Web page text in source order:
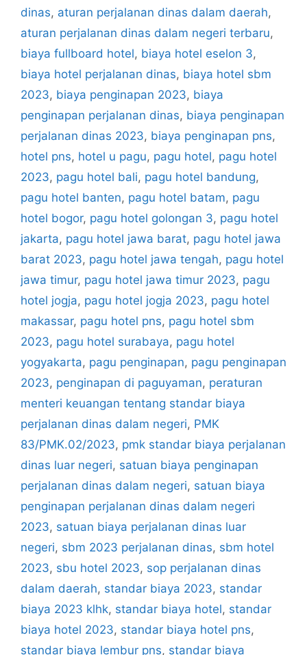
dinas, aturan perjalanan dinas dalam daerah,
aturan perjalanan dinas dalam negeri terbaru,
biaya fullboard hotel, biaya hotel eselon 3,
biaya hotel perjalanan dinas, biaya hotel sbm
2023, biaya penginapan 2023, biaya
penginapan perjalanan dinas, biaya penginapan
perjalanan dinas 2023, biaya penginapan pns,
hotel pns, hotel u pagu, pagu hotel, pagu hotel
2023, pagu hotel bali, pagu hotel bandung,
pagu hotel banten, pagu hotel batam, pagu
hotel bogor, pagu hotel golongan 3, pagu hotel
jakarta, pagu hotel jawa barat, pagu hotel jawa
barat 2023, pagu hotel jawa tengah, pagu hotel
jawa timur, pagu hotel jawa timur 2023, pagu
hotel jogja, pagu hotel jogja 2023, pagu hotel
makassar, pagu hotel pns, pagu hotel sbm
2023, pagu hotel surabaya, pagu hotel
yogyakarta, pagu penginapan, pagu penginapan
2023, penginapan di paguyaman, peraturan
menteri keuangan tentang standar biaya
perjalanan dinas dalam negeri, PMK
83/PMK.02/2023, pmk standar biaya perjalanan
dinas luar negeri, satuan biaya penginapan
perjalanan dinas dalam negeri, satuan biaya
penginapan perjalanan dinas dalam negeri
2023, satuan biaya perjalanan dinas luar
negeri, sbm 2023 perjalanan dinas, sbm hotel
2023, sbu hotel 2023, sop perjalanan dinas
dalam daerah, standar biaya 2023, standar
biaya 2023 klhk, standar biaya hotel, standar
biaya hotel 2023, standar biaya hotel pns,
standar biaya lembur pns, standar biaya